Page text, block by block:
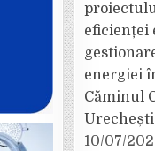
eficienței
energiei
Căminul
10/07/